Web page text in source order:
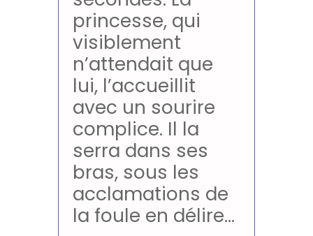
princesse, qui
visiblement
n’attendait que
lui, l’accueillit
avec un sourire
complice. Il la
serra dans ses
bras, sous les
acclamations de
la foule en délire…